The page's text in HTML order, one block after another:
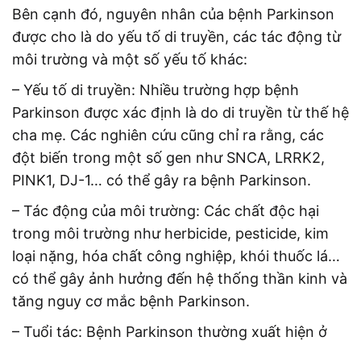
Bên cạnh đó, nguyên nhân của bệnh Parkinson
được cho là do yếu tố di truyền, các tác động từ
môi trường và một số yếu tố khác:
– Yếu tố di truyền: Nhiều trường hợp bệnh
Parkinson được xác định là do di truyền từ thế hệ
cha mẹ. Các nghiên cứu cũng chỉ ra rằng, các
đột biến trong một số gen như SNCA, LRRK2,
PINK1, DJ-1… có thể gây ra bệnh Parkinson.
– Tác động của môi trường: Các chất độc hại
trong môi trường như herbicide, pesticide, kim
loại nặng, hóa chất công nghiệp, khói thuốc lá…
có thể gây ảnh hưởng đến hệ thống thần kinh và
tăng nguy cơ mắc bệnh Parkinson.
– Tuổi tác: Bệnh Parkinson thường xuất hiện ở